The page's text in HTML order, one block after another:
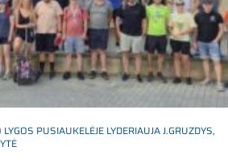
PUSIAUKELĖJE LYDERIAUJA J.GRUZDYS,